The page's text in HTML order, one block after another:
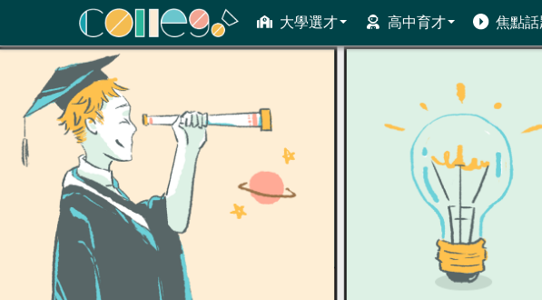
大學選才 高中育才 焦點話